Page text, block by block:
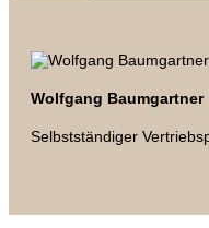
Wolfgang Baumgartner
Selbstständiger